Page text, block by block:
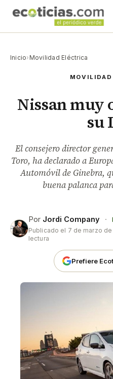
Inicio› Movilidad Eléctrica
Nissan muy
su
El consejero director
Toro, ha declarado a
Automóvil de Ginebra,
buena palanca
Por Jordi Company ·
Publicado el 7 de marzo
lectura
Prefiere